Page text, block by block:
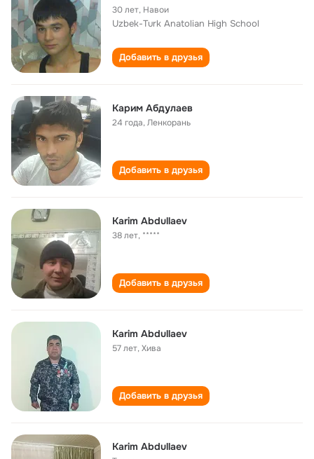
30 лет, Навои
Uzbek-Turk Anatolian High School
Добавить в друзья
Карим Абдулаев
24 года,Ленкорань
Добавить в друзья
Karim Abdullaev
38 лет, *****
Добавить в друзья
Karim Abdullaev
57 лет,Хива
Добавить в друзья
Karim Abdullaev